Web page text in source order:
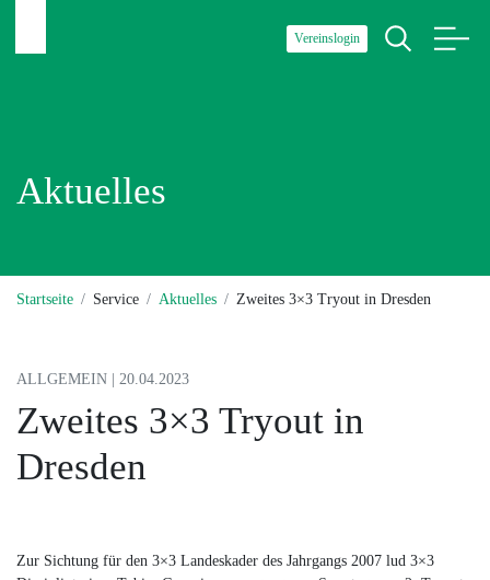
Vereinslogin
Aktuelles
Startseite Service Aktuelles Zweites 3×3 Tryout in Dresden
ALLGEMEIN | 20.04.2023
Zweites 3×3 Tryout in
Dresden
Zur Sichtung für den 3×3 Landeskader des Jahrgangs 2007 lud 3×3